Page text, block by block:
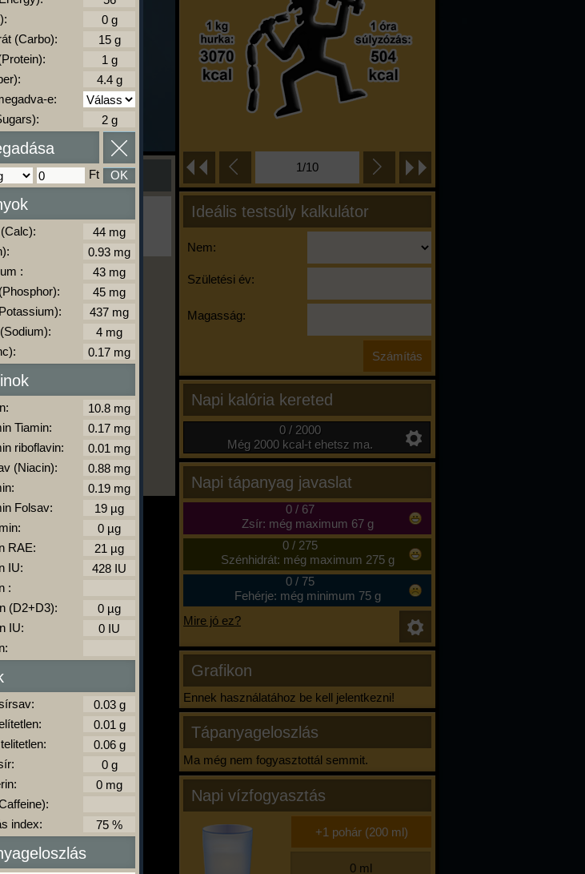
1/10
Ideális testsúly kalkulátor
Nem:
Születési év:
Magasság:
Napi kalória kereted
0 / 2000
Még 2000 kcal-t ehetsz ma.
Napi tápanyag javaslat
0/ 67
Zsír: még maximum 67 g
0/ 275
Szénhidrát: még maximum 275 g
0/ 75
Fehérje: még minimum 75 g
Mire jó ez?
Grafikon
Ennek használatához be kell jelentkezni!
Tápanyageloszlás
Ma még nem fogyasztottál semmit.
Napi vízfogyasztás
eszel/sportolsz többet,
Prémium funkció.
-
(Carbo):
e:
Ft OK
:
Tiamin:
riboflavin:
(Niacin):
Folsav:
RAE:
IU:
:
(D2+D3):
IU:
index: